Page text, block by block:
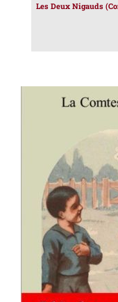
Les Deux Nigauds
AJOUTER AU